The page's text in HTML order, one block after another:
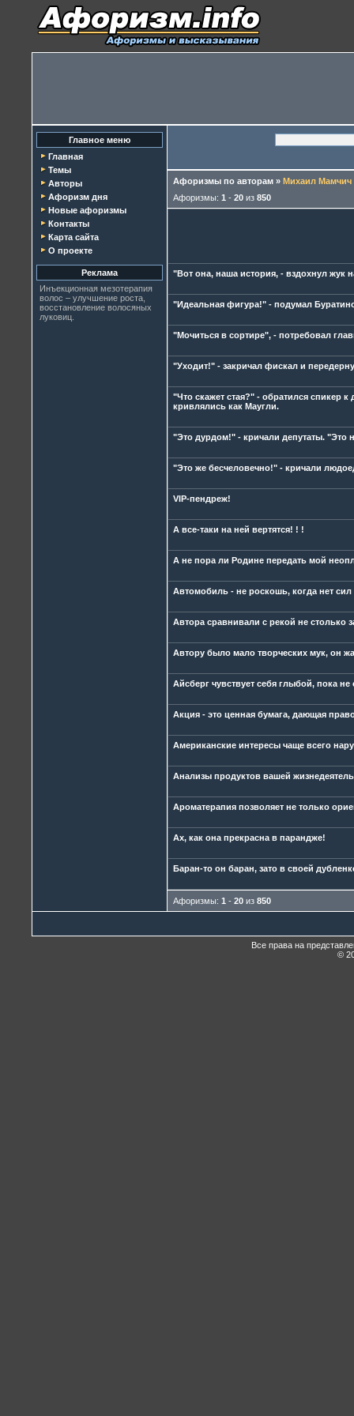
Главное меню
Главная
Темы
Авторы
Афоризм дня
Новые афоризмы
Контакты
Карта сайта
О проекте
Реклама
Инъекционная мезотерапия
волос – улучшение роста,
восстановление волосяных
луковиц.
Афоризмы по авторам » Михаил Мамчич
Афоризмы: 1 - 20 из 850
"Вот она, наша история, - вздохнул жук
"Идеальная фигура!" - подумал
"Мочиться в сортире", - потребовал
"Уходит!" - закричал фискал и
"Что скажет стая?" - обратился спикер
кривлялись как Маугли.
"Это дурдом!" - кричали депутаты. "Это
"Это же бесчеловечно!" - кричали
VIP-пендреж!
А все-таки на ней вертятся! ! !
А не пора ли Родине передать мой
Автомобиль - не роскошь, когда нет
Автора сравнивали с рекой не столько
Автору было мало творческих мук, он
Айсберг чувствует себя глыбой, пока
Акция - это ценная бумага, дающая
Американские интересы чаще всего
Анализы продуктов вашей
Ароматерапия позволяет не только
Ах, как она прекрасна в парандже!
Баран-то он баран, зато в своей
Афоризмы: 1 - 20 из 850
Все права на
©